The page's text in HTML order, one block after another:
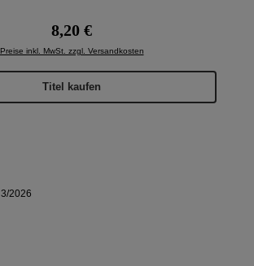
Regulärer Preis:
8,20 €
Preise inkl. MwSt. zzgl. Versandkosten
Titel kaufen